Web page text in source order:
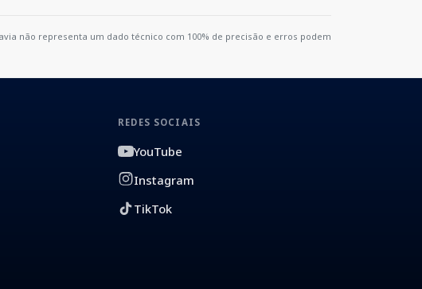
não representa um dado técnico com 100% de precisão e erros podem
REDES SOCIAIS
YouTube
Instagram
TikTok